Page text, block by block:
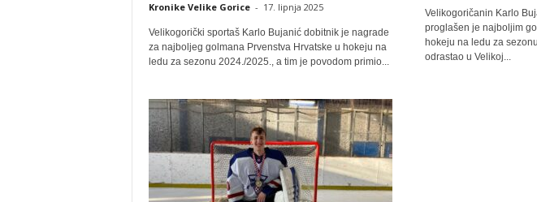
Kronike Velike Gorice - 17. lipnja 2025
Velikogorički sportaš Karlo Bujanić dobitnik je nagrade
za najboljeg golmana Prvenstva Hrvatske u hokeju na
ledu za sezonu 2024./2025., a tim je povodom primio...
Velikogoričanin Karlo
proglašen je najboljim
hokeju na ledu za
odrastao u Velikoj...